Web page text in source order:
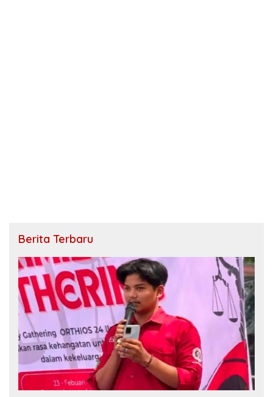
Berita Terbaru